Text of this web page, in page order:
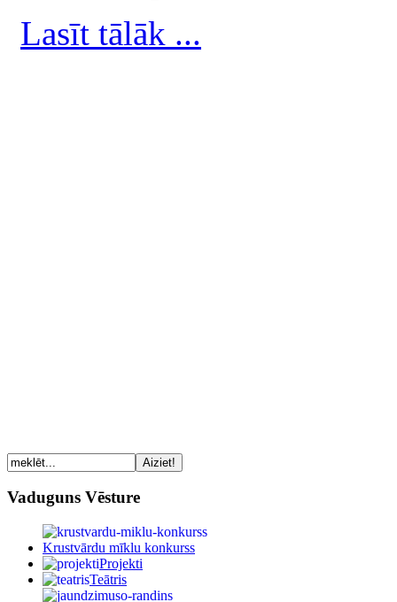
Lasīt tālāk ...
Vaduguns Vēsture
Krustvārdu mīklu konkurss
Projekti
Teātris